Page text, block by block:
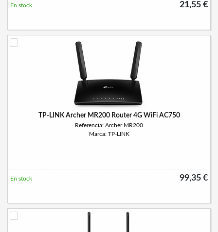
21,55 €
En stock
TP-LINK Archer MR200 Router 4G WiFi AC750
Referencia: Archer MR200
Marca: TP-LINK
99,35 €
En stock